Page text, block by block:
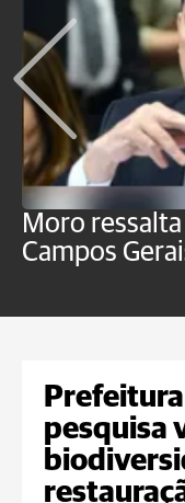
Moro
Campos
pesquisa